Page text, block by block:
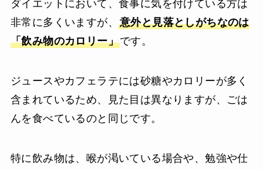
ダイエットにおいて、食事に気を付けている方は
非常に多くいますが、 意外と見落としがちなのは
「飲み物のカロリー」です。
ジュースやカフェラテには砂糖やカロリーが多く
含まれているため、見た目は異なりますが、ごは
んを食べているのと同じです。
特に飲み物は、喉が渇いている場合や、勉強や仕